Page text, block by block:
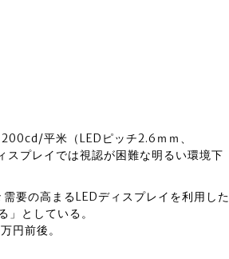
平米（LEDピッチ2.6ｍｍ、
プレイでは視認が困難な明るい環境下
要の高まるLEDディスプレイを利用した
としている。
円前後。